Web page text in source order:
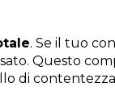
. Se il tuo
Questo
di